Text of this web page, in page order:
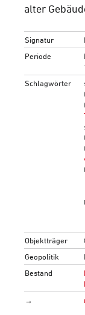
alter
Signatur
Periode
Schlagwörter
Objektträger
Geopolitik
Bestand
→